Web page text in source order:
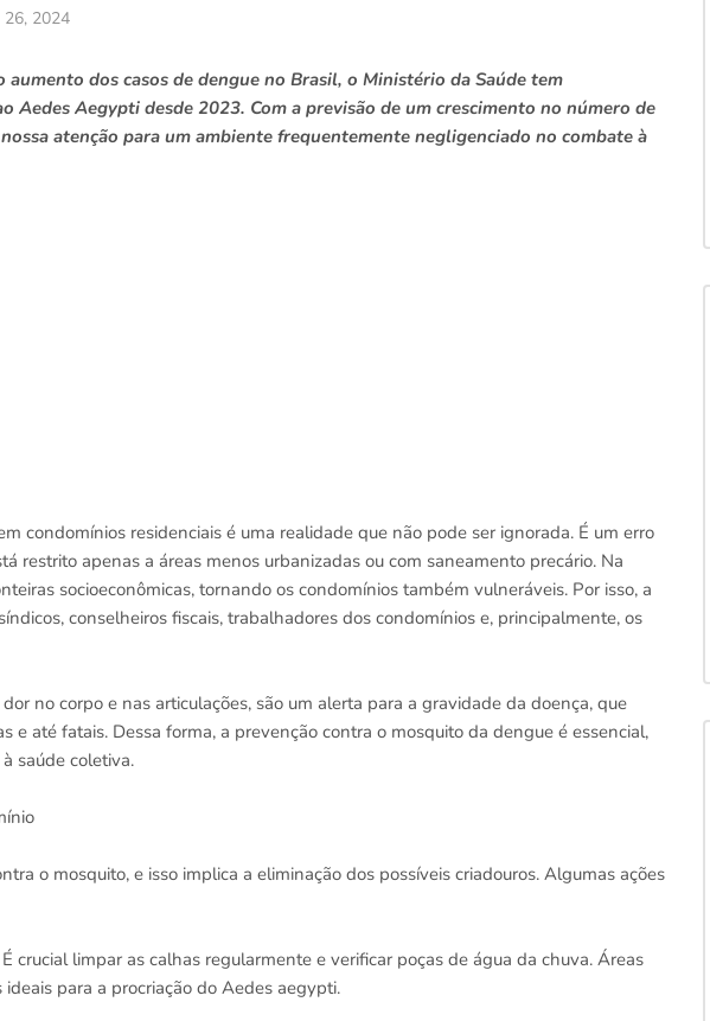
26, 2024
aumento dos casos de dengue no Brasil, o Ministério da Saúde tem
Aedes Aegypti desde 2023. Com a previsão de um crescimento no número de
atenção para um ambiente frequentemente negligenciado no combate à
condomínios residenciais é uma realidade que não pode ser ignorada. É um erro
restrito apenas a áreas menos urbanizadas ou com saneamento precário. Na
socioeconômicas, tornando os condomínios também vulneráveis. Por isso, a
conselheiros fiscais, trabalhadores dos condomínios e, principalmente, os
no corpo e nas articulações, são um alerta para a gravidade da doença, que
e até fatais. Dessa forma, a prevenção contra o mosquito da dengue é essencial,
saúde coletiva.
o mosquito, e isso implica a eliminação dos possíveis criadouros. Algumas ações
É crucial limpar as calhas regularmente e verificar poças de água da chuva. Áreas
para a procriação do Aedes aegypti.